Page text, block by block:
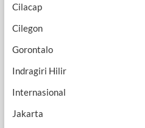
Cilacap
Cilegon
Gorontalo
Indragiri Hilir
Internasional
Jakarta